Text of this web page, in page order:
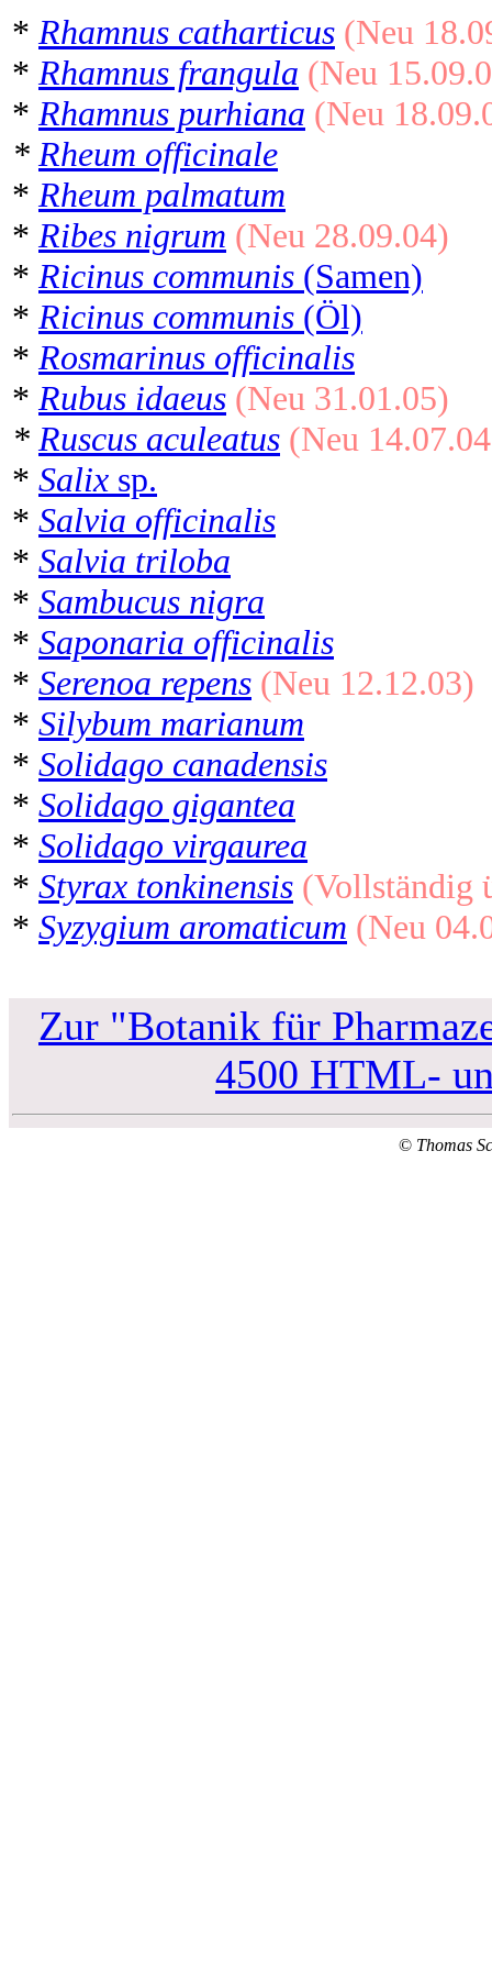
* Rhamnus catharticus (Neu
* Rhamnus frangula (Neu
* Rhamnus purhiana (Neu
* Rheum officinale
* Rheum palmatum
* Ribes nigrum (Neu 28.09.04)
* Ricinus communis (Samen)
* Ricinus communis (Öl)
* Rosmarinus officinalis
* Rubus idaeus (Neu 31.01.05)
* Ruscus aculeatus (Neu
* Salix sp.
* Salvia officinalis
* Salvia triloba
* Sambucus nigra
* Saponaria officinalis
* Serenoa repens (Neu 12.12.03)
* Silybum marianum
* Solidago canadensis
* Solidago gigantea
* Solidago virgaurea
* Styrax tonkinensis (Vollständig
* Syzygium aromaticum (Neu
Zur "Botanik für
4500 HTML-
© Thomas